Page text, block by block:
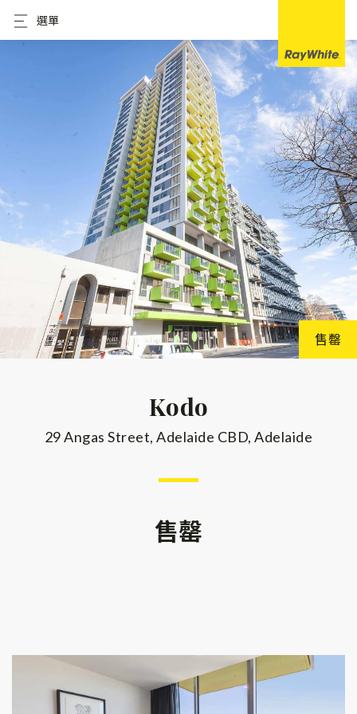
選單
售罄
Kodo
29 Angas Street, Adelaide CBD, Adelaide
售罄